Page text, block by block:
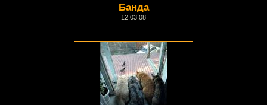
Банда
12.03.08